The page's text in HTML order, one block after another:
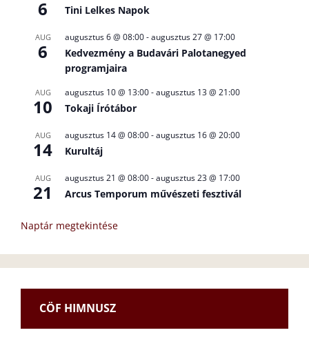
6 Tini Lelkes Napok
AUG
6
augusztus 6 @ 08:00-augusztus 27 @ 17:00
Kedvezmény a Budavári Palotanegyed
programjaira
AUG
10
augusztus 10 @ 13:00-augusztus 13 @ 21:00
Tokaji Írótábor
AUG
14
augusztus 14 @ 08:00-augusztus 16 @ 20:00
Kurultáj
AUG
21
augusztus 21 @ 08:00-augusztus 23 @ 17:00
Arcus Temporum művészeti fesztivál
Naptár megtekintése
CÖF HIMNUSZ